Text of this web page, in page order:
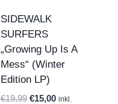
SIDEWALK
SURFERS
„Growing Up Is A
Mess“ (Winter
Edition LP)
€19,99 Ursprünglicher
€15,00Aktueller
inkl.